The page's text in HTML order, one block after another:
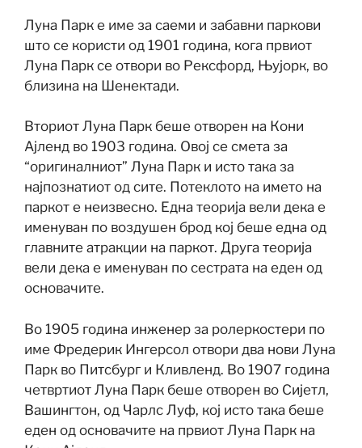
Луна Парк е име за саеми и забавни паркови
што се користи од 1901 година, кога првиот
Луна Парк се отвори во Рексфорд, Њујорк, во
близина на Шенектади.
Вториот Луна Парк беше отворен на Кони
Ајленд во 1903 година. Овој се смета за
“оригиналниот” Луна Парк и исто така за
најпознатиот од сите. Потеклото на името на
паркот е неизвесно. Една теорија вели дека е
именуван по воздушен брод кој беше една од
главните атракции на паркот. Друга теорија
вели дека е именуван по сестрата на еден од
основачите.
Во 1905 година инженер за ролеркостери по
име Фредерик Ингерсол отвори два нови Луна
Парк во Питсбург и Кливленд. Во 1907 година
четвртиот Луна Парк беше отворен во Сијетл,
Вашингтон, од Чарлс Луф, кој исто така беше
еден од основачите на првиот Луна Парк на